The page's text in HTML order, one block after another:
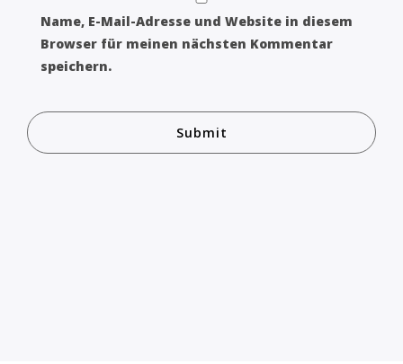
Name, E-Mail-Adresse und Website in diesem
Browser für meinen nächsten Kommentar
speichern.